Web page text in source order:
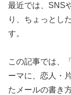
最近では、SNS
り、ちょっとし
す。
この記事では、
ーマに、恋人・
たメールの書き